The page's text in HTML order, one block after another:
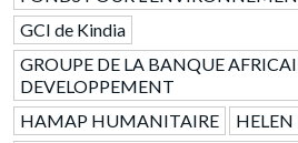
GCI de Kindia
GROUPE DE LA BANQUE
DEVELOPPEMENT
HAMAP HUMANITAIRE
HELEN